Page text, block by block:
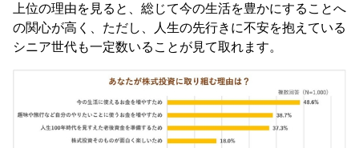
上位の理由を見ると、総じて今の生活を豊かにすることへ
の関心が高く、ただし、人生の先行きに不安を抱えている
シニア世代も一定数いることが見て取れます。